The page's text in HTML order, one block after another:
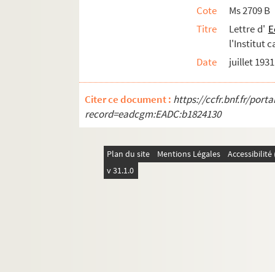
Cote
Ms 2709 B
Titre
Lettre d'
l'Institut
Date
juillet 1931
Citer ce document : https://ccfr.bnf.fr/
record=eadcgm:EADC:b1824130
Plan du site Mentions Légales
v 31.1.0